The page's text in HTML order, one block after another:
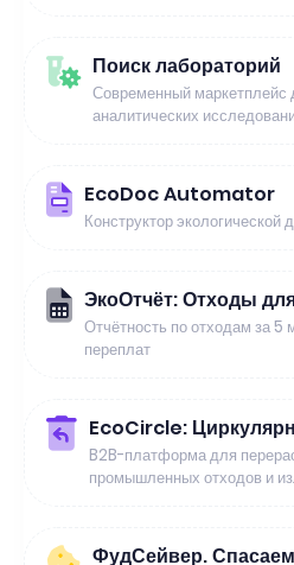
Поиск лабораторий
Современный маркетплейс
аналитических
EcoDoc Automator
Конструктор экологической
ЭкоОтчёт: Отходы
Отчётность по отходам за 5
переплат
EcoCircle:
B2B-платформа для
промышленных отходов и
ФудСейвер.